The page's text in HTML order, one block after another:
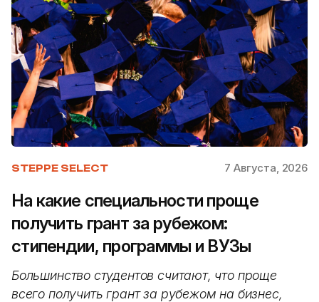
STEPPE SELECT 7 Августа, 2026
На какие специальности проще
получить грант за рубежом:
стипендии, программы и ВУЗы
Большинство студентов считают, что проще
всего получить грант за рубежом на бизнес,